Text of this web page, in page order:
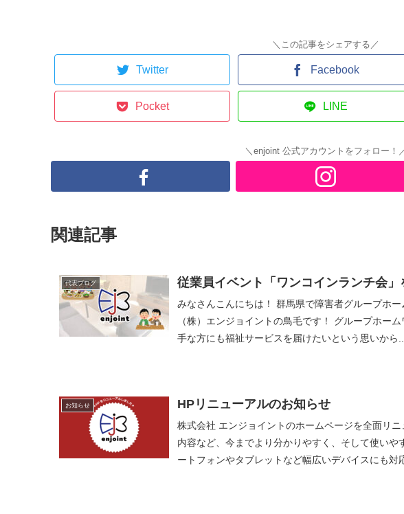
＼この記事をシェアする／
Twitter Facebook
Pocket LINE
＼enjoint 公式アカウントをフォロー！
関連記事
代表ブログ 従業員イベント「ワンコインランチ会
みなさんこんにちは！ 群馬県で障害者グループホ
（株）エンジョイントの鳥毛です！ グループホームワンズプレイスは、施設っぽい雰囲気が苦
手な方にも福祉サービスを届けたいという思いから...
お知らせ HPリニューアルのお知らせ
株式会社 エンジョイントのホームページを全面リ
内容など、今までより分かりやすく、そして使い
ートフォンやタブレットなど幅広いデバイスにも対